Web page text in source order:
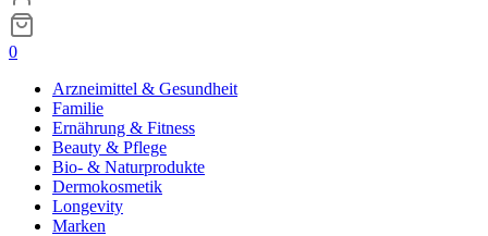
0
Arzneimittel & Gesundheit
Familie
Ernährung & Fitness
Beauty & Pflege
Bio- & Naturprodukte
Dermokosmetik
Longevity
Marken